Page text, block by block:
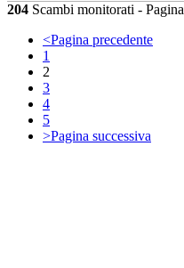
204 Scambi monitorati - Pagina
<Pagina precedente
1
2
3
4
5
>Pagina successiva